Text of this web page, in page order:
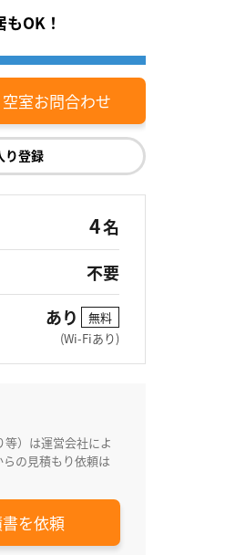
OK！
室お問合わせ
り登録
4名
不要
あり
無料
(Wi-Fiあり)
）は運営会社によ
の見積もり依頼は
を依頼